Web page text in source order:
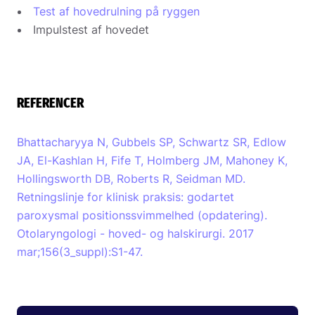
Test af hovedrulning på ryggen
Impulstest af hovedet
REFERENCER
Bhattacharyya N, Gubbels SP, Schwartz SR, Edlow
JA, El-Kashlan H, Fife T, Holmberg JM, Mahoney K,
Hollingsworth DB, Roberts R, Seidman MD.
Retningslinje for klinisk praksis: godartet
paroxysmal positionssvimmelhed (opdatering).
Otolaryngologi - hoved- og halskirurgi. 2017
mar;156(3_suppl):S1-47.